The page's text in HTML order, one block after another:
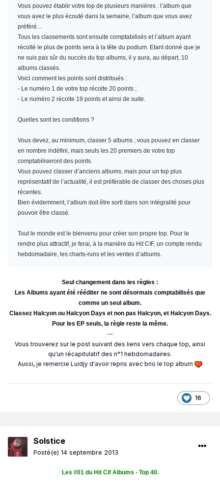
Vous pouvez établir votre top de plusieurs manières : l’album que
vous avez le plus écouté dans la semaine, l’album que vous avez
préféré…
Tous les classements sont ensuite comptabilisés et l’album ayant
récolté le plus de points sera à la tête du podium. Etant donné que je
ne suis pas sûr du succès du top albums, il y aura, au départ, 10
albums classés.
Voici comment les points sont distribués :
- Le numéro 1 de votre top récolte 20 points ;
- Le numéro 2 récolte 19 points et ainsi de suite.
Quelles sont les conditions ?
Vous devez, au minimum, classer 5 albums ; vous pouvez en classer
en nombre indéfini, mais seuls les 20 premiers de votre top
comptabiliseront des points.
Vous pouvez classer d’anciens albums, mais pour un top plus
représentatif de l’actualité, il est préférable de classer des choses plus
récentes.
Bien évidemment, l’album doit être sorti dans son intégralité pour
pouvoir être classé.
Tout le monde est le bienvenu pour créer son propre top. Pour le
rendre plus attractif, je ferai, à la manière du Hit CIF, un compte rendu
hebdomadaire, les charts-runs et les ventes d’albums.
Seul changement dans les règles :
Les Albums ayant été rééditer ne sont désormais comptabilisés que
comme un seul album.
Classez Halcyon ou Halcyon Days et non pas Halcyon, et Halcyon Days.
Pour les EP seuls, la règle reste la même.
---
Vous trouverez sur le post suivant des liens vers chaque top, ainsi
qu'un récapitulatif des n°1 hebdomadaires.
Aussi, je remercie Luidjy d'avoir repris avec brio le top album
16
Solstice
Posté(e) 14 septembre 2013
Les #01 du Hit Cif Albums - Top 40.